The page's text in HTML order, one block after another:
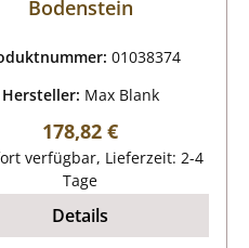
Bodenstein
01038374
Hersteller: Max Blank
Regulärer Preis:
178,82 €
verfügbar, Lieferzeit: 2-4
Tage
Details